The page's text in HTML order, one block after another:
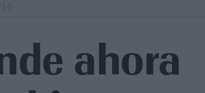
ahora